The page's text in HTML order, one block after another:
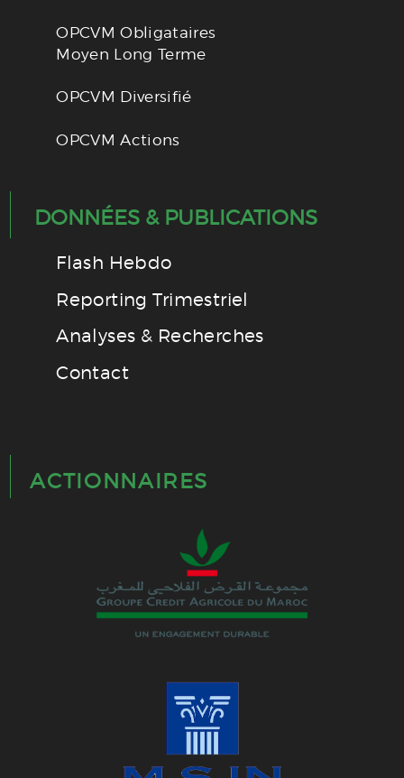
OPCVM Obligataires
Moyen Long Terme
OPCVM Diversifié
OPCVM Actions
DONNÉES & PUBLICATIONS
Flash Hebdo
Reporting Trimestriel
Analyses & Recherches
Contact
ACTIONNAIRES